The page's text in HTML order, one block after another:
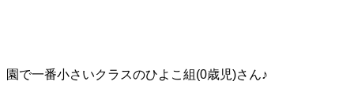
園で一番小さいクラスのひよこ組(0歳児)さん♪